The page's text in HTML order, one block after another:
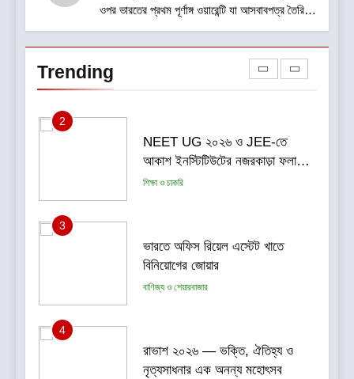
ওপর ভারতের প্রথম পূর্ণাঙ্গ ওয়ারেন্টি যা আসবাবপত্র তৈরির
সম্পূর্ণ খরচ পুষিয়ে দেয়
Trending
আকাশ ইনস্টিটিউটের নজরকাড়া ফলাফল
পশ্চিমবঙ্গের পড়ুয়াদের দুর্দান্ত সাফল্য
3
ভারতে অফিস রিয়েল এস্টেট খাতে
বিনিয়োগের জোয়ার
বাণিজ্য ও শেয়ারবাজার
4
রাভাশ ২০২৬ — ভক্তি, ঐতিহ্য ও
নৃত্যসাধনার এক অনন্য মহোৎসব
সাহিত্য-সংস্কৃতি
5
কলকাতায় ব্রহ্ম কুমারিস-এর “১০ কোটি
মানুষের নেশামুক্ত থাকার শপথ গ্রহণ